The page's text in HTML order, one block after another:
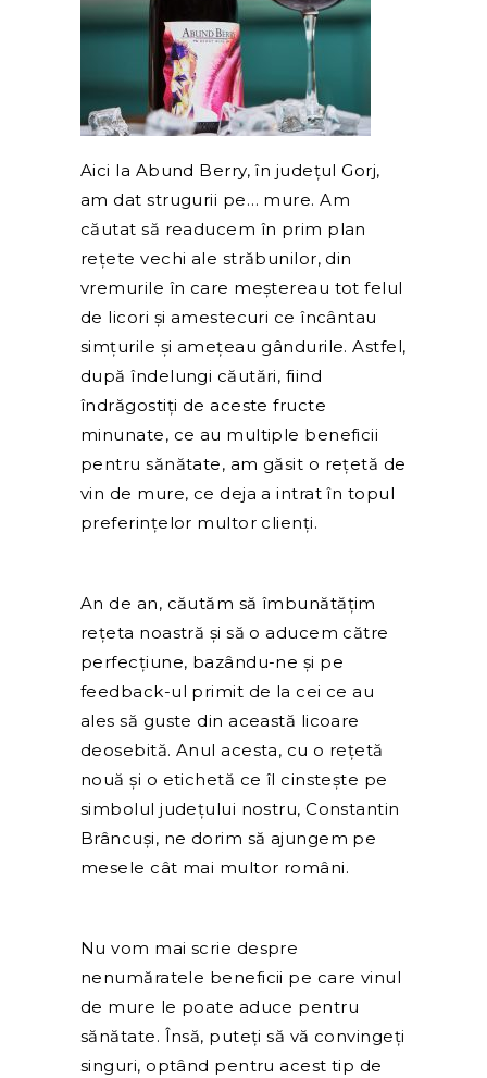
Aici la Abund Berry, în județul Gorj,
am dat strugurii pe… mure. Am
căutat să readucem în prim plan
rețete vechi ale străbunilor, din
vremurile în care meștereau tot felul
de licori și amestecuri ce încântau
simțurile și amețeau gândurile. Astfel,
după îndelungi căutări, fiind
îndrăgostiți de aceste fructe
minunate, ce au multiple beneficii
pentru sănătate, am găsit o rețetă de
vin de mure, ce deja a intrat în topul
preferințelor multor clienți.
An de an, căutăm să îmbunătățim
rețeta noastră și să o aducem către
perfecțiune, bazându-ne și pe
feedback-ul primit de la cei ce au
ales să guste din această licoare
deosebită. Anul acesta, cu o rețetă
nouă și o etichetă ce îl cinstește pe
simbolul județului nostru, Constantin
Brâncuși, ne dorim să ajungem pe
mesele cât mai multor români.
Nu vom mai scrie despre
nenumăratele beneficii pe care vinul
de mure le poate aduce pentru
sănătate. Însă, puteți să vă convingeți
singuri, optând pentru acest tip de